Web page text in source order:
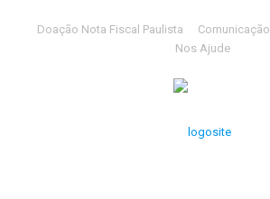
Doação Nota Fiscal Paulista Comunicação
Nos Ajude